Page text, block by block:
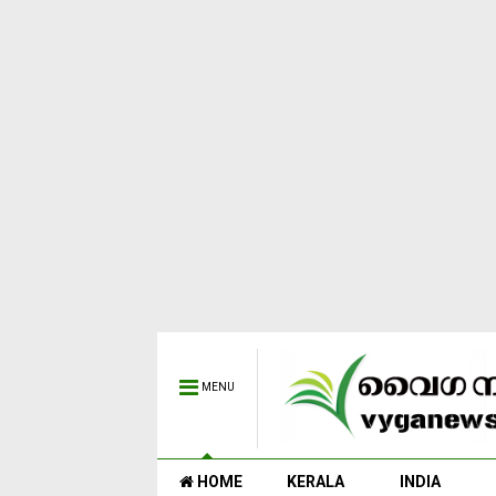
MENU
HOME KERALA INDIA